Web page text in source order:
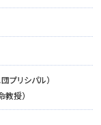
プリシパル）
授）